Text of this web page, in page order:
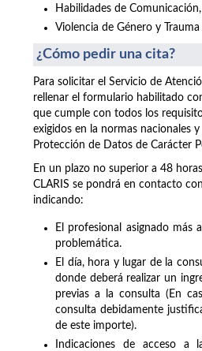
Habilidades de
Violencia de Género y Trauma
¿Cómo pedir una cita?
Para solicitar el Servicio de
rellenar el formulario habilitado
que cumple con todos los
exigidos en la normas nacionales
Protección de Datos de Carácter
En un plazo no superior a 48
CLARIS se pondrá en contacto
indicando:
El profesional asignado más
problemática.
El día, hora y lugar de la
donde deberá realizar un
previas a la consulta (En
consulta debidamente
de este importe).
Indicaciones de acceso a